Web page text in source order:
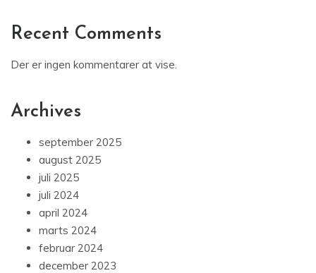
Recent Comments
Der er ingen kommentarer at vise.
Archives
september 2025
august 2025
juli 2025
juli 2024
april 2024
marts 2024
februar 2024
december 2023